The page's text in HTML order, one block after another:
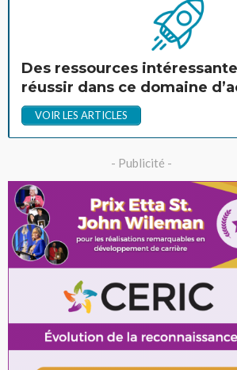
Des ressources
réussir dans ce domaine
VOIR LES ARTICLES
- Publicité -